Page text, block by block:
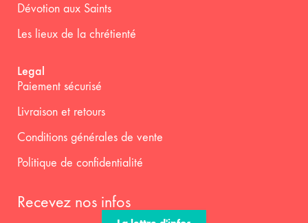
Dévotion aux Saints
Les lieux de la chrétienté
Legal
Paiement sécurisé
Livraison et retours
Conditions générales de vente
Politique de confidentialité
Recevez nos infos